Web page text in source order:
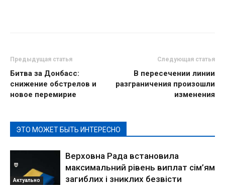
Предыдущая статья
Битва за Донбасс:
снижение обстрелов и
новое перемирие
Следующая статья
В пересечении линии
разграничения произошли
изменения
ЭТО МОЖЕТ БЫТЬ ИНТЕРЕСНО
Актуально
Верховна Рада встановила
максимальний рівень виплат сім’ям
загиблих і зниклих безвісти